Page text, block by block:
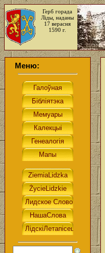
Герб горада
Ліды, наданы
17 верасня
1590 г.
Меню: